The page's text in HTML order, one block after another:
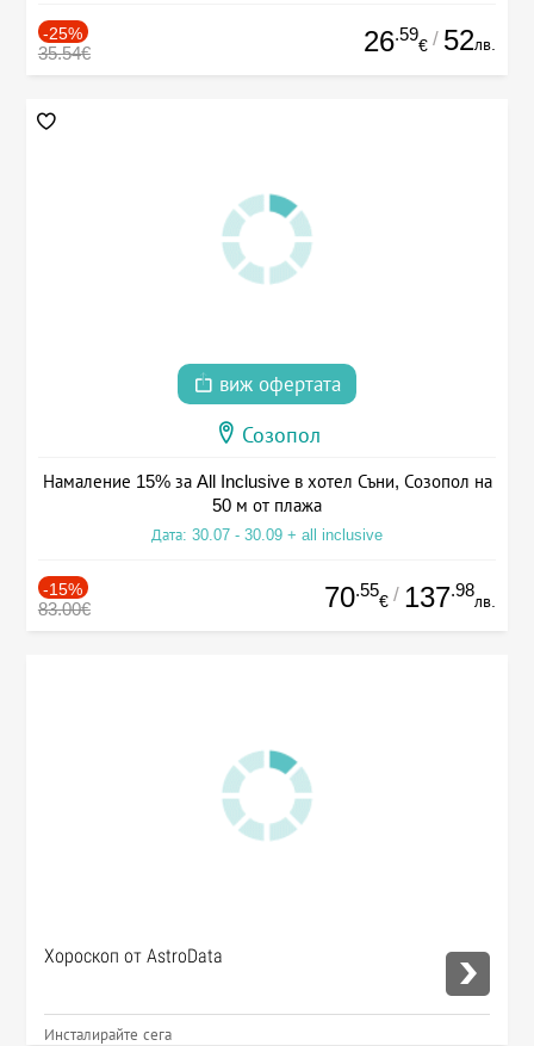
-25%
35.54€ 26.59
€ / 52лв.
виж офертата
Созопол
Намаление 15% за All Inclusive в хотел Съни, Созопол на
50 м от плажа
Дата: 30.07 - 30.09 + all inclusive
-15%
83.00€ 70.55
€ / 137.98
лв.
Хороскоп от AstroData
Инсталирайте сега